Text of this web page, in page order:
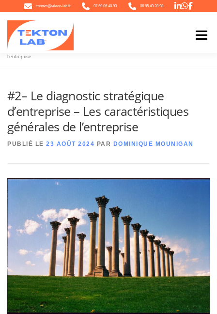
contact@tekton-lab.fr 07 69 06 40 93 06 85 49 28 98
au
contenu
Menu
L’ACTU CONTACT
Accueil
#2– Le diagnostic stratégique d’entreprise – Les caractéristiques générales de
l’entreprise
#2– Le diagnostic stratégique
d’entreprise – Les caractéristiques
générales de l’entreprise
PUBLIÉ LE 23 AOÛT 2024 PAR DOMINIQUE MOUNIGAN